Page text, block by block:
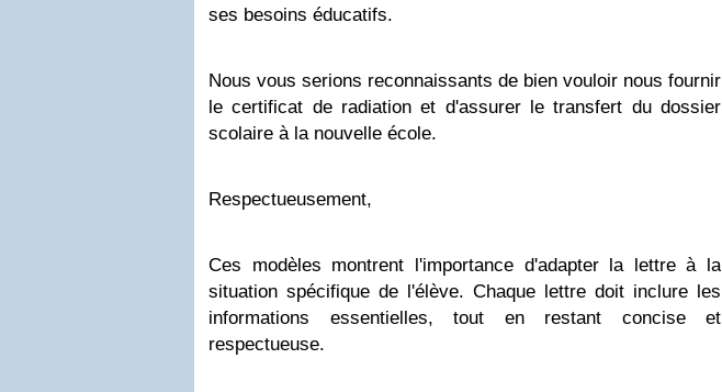
ses besoins éducatifs.
Nous vous serions reconnaissants de bien vouloir nous fournir
le certificat de radiation et d'assurer le transfert du dossier
scolaire à la nouvelle école.
Respectueusement,
Ces modèles montrent l'importance d'adapter la lettre à la
situation spécifique de l'élève. Chaque lettre doit inclure les
informations essentielles, tout en restant concise et
respectueuse.